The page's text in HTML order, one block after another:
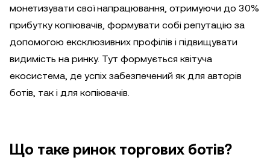
монетизувати свої напрацювання, отримуючи до 30%
прибутку копіювачів, формувати собі репутацію за
допомогою ексклюзивних профілів і підвищувати
видимість на ринку. Тут формується квітуча
екосистема, де успіх забезпечений як для авторів
ботів, так і для копіювачів.
Що таке ринок торгових ботів?